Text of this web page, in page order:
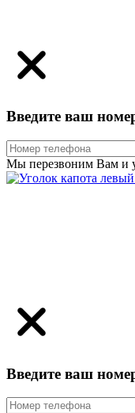
Введите ваш
Мы перезвоним Вам и
Введите ваш